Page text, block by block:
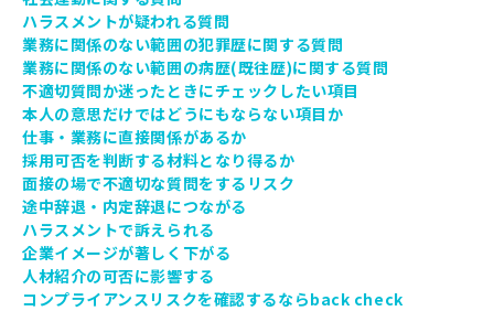
ハラスメントが疑われる質問
業務に関係のない範囲の犯罪歴に関する質問
業務に関係のない範囲の病歴(既往歴)に関する質問
不適切質問か迷ったときにチェックしたい項目
本人の意思だけではどうにもならない項目か
仕事・業務に直接関係があるか
採用可否を判断する材料となり得るか
面接の場で不適切な質問をするリスク
途中辞退・内定辞退につながる
ハラスメントで訴えられる
企業イメージが著しく下がる
人材紹介の可否に影響する
コンプライアンスリスクを確認するならback check